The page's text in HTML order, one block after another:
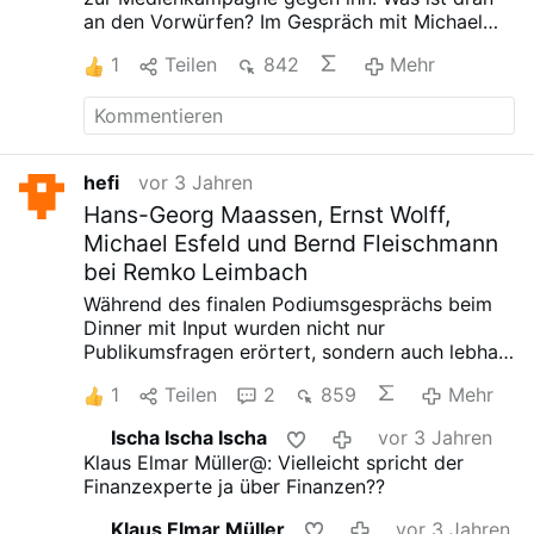
Emilia Pfohl, nutzen provokante
auszudrücken. »Für uns ist Kleidung nicht
…
an den Vorwürfen? Im Gespräch mit Michael
Behörden gegen seine Person. Markus Krall
packt aus: Die erschütternden Fakten
1 Teilen 842 Mehr
hefi vor 3 Jahren
Hans-Georg Maassen, Ernst Wolff,
Michael Esfeld und Bernd Fleischmann
bei Remko Leimbach
Während des finalen Podiumsgesprächs beim
Dinner mit Input wurden nicht nur
Publikumsfragen erörtert, sondern auch lebhaft
Demokratie und Totalitarismus.
Hans-Georg
Fleischmann bei Remko Leimbach
1 Teilen 2 859
Mehr
Ischa Ischa Ischa
vor 3 Jahren
Klaus Elmar Müller@: Vielleicht spricht der
Finanzexperte ja über Finanzen??
Klaus Elmar Müller
vor 3 Jahren